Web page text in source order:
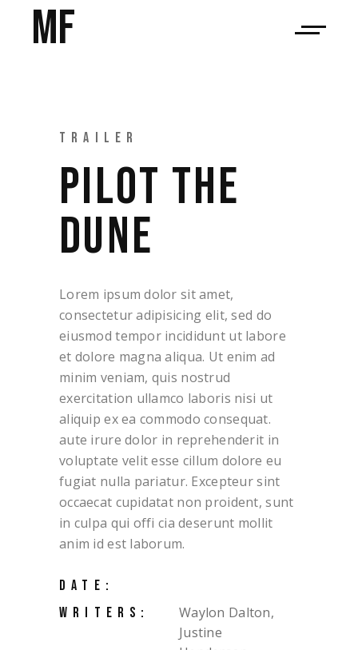
MF
TRAILER
PILOT THE
DUNE
Lorem ipsum dolor sit amet,
consectetur adipisicing elit, sed do
eiusmod tempor incididunt ut labore
et dolore magna aliqua. Ut enim ad
minim veniam, quis nostrud
exercitation ullamco laboris nisi ut
aliquip ex ea commodo consequat.
aute irure dolor in reprehenderit in
voluptate velit esse cillum dolore eu
fugiat nulla pariatur. Excepteur sint
occaecat cupidatat non proident, sunt
in culpa qui offi cia deserunt mollit
anim id est laborum.
DATE:
WRITERS:
Waylon Dalton,
Justine